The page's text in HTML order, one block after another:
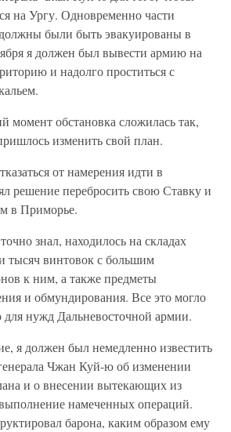
на Ургу. Одновременно части
были быть эвакуированы в
я должен был вывести армию на
и надолго проститься с
момент обстановка сложилась так,
изменить свой план.
от намерения идти в
решение перебросить свою Ставку и
в Приморье.
знал, находилось на складах
тысяч винтовок с большим
к ним, а также предметы
и обмундирования. Все это могло
для нужд Дальневосточной армии.
я должен был немедленно известить
Чжан Куй-ю об изменении
и о внесении вытекающих из
намеченных операций.
барона, каким образом ему